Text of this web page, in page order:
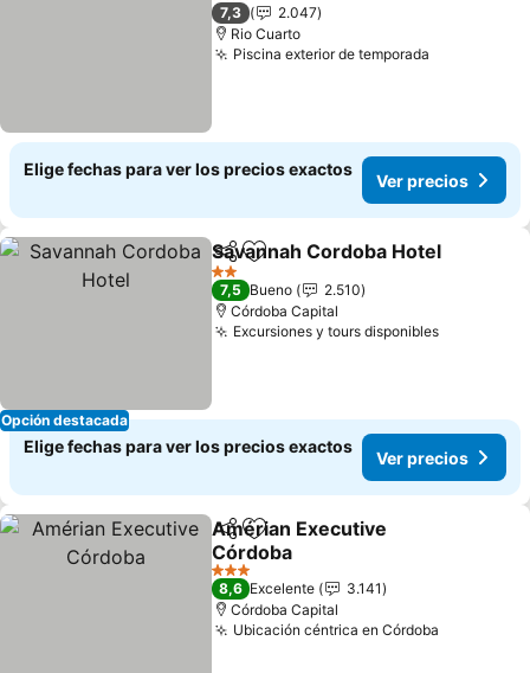
7,3
2.047
Rio Cuarto
Piscina exterior de temporada
Elige fechas para ver los precios exactos
Ver precios
Opción destacada
CompartirAgregar a favoritos
Savannah Cordoba Hotel
2 Estrellas
7,5 Bueno
2.510
Córdoba Capital
Excursiones y tours disponibles
Elige fechas para ver los precios exactos
Ver precios
CompartirAgregar a favoritos
Amérian Executive
Córdoba
3 Estrellas
8,6 Excelente
3.141
Córdoba Capital
Ubicación céntrica en Córdoba